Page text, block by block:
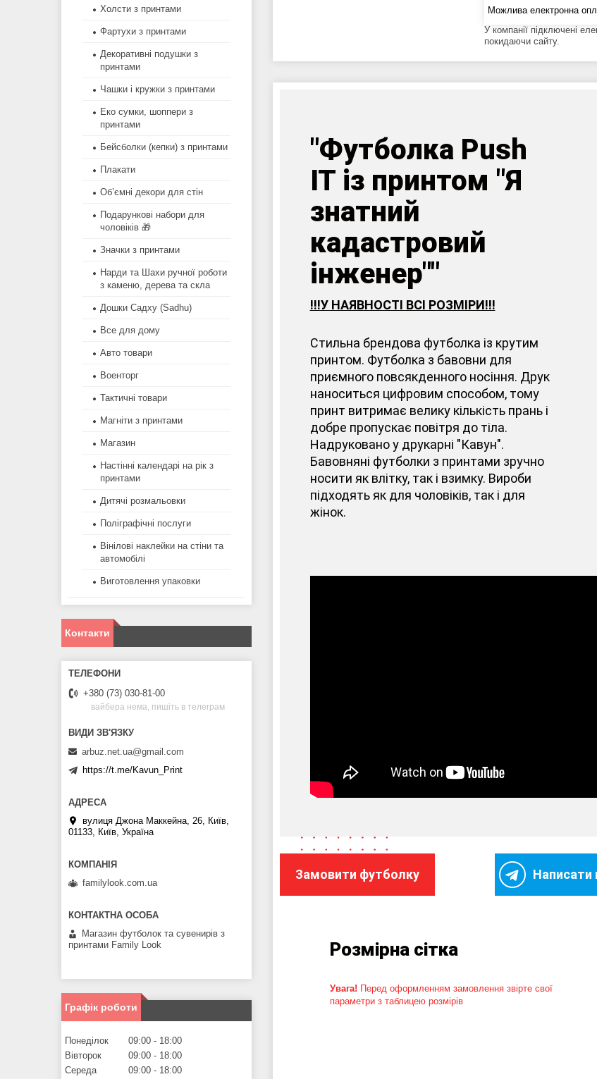
У компанії підключені
покидаючи сайту.
"Футболка Push
IT із принтом "Я
знатний
кадастровий
інженер""
!!!У НАЯВНОСТІ ВСІ РОЗМІРИ!!!
Стильна брендова футболка із крутим
принтом. Футболка з бавовни для
приємного повсякденного носіння. Друк
наноситься цифровим способом, тому
принт витримає велику кількість прань і
добре пропускає повітря до тіла.
Надруковано у друкарні "Кавун".
Бавовняні футболки з принтами зручно
носити як влітку, так і взимку. Вироби
підходять як для чоловіків, так і для
жінок.
Замовити футболку Написати
Розмірна сітка
Увага! Перед оформленням замовлення звірте свої
параметри з таблицею розмірів
Холсти з принтами
Фартухи з принтами
Декоративні подушки з
принтами
Чашки і кружки з принтами
Еко сумки, шоппери з
принтами
Бейсболки (кепки) з принтами
Плакати
Об’ємні декори для стін
Подарункові набори для
чоловіків 🎁
Значки з принтами
Нарди та Шахи ручної роботи
з каменю, дерева та скла
Дошки Садху (Sadhu)
Все для дому
Авто товари
Военторг
Тактичні товари
Магніти з принтами
Магазин
Настінні календарі на рік з
принтами
Дитячі розмальовки
Поліграфічні послуги
Вінілові наклейки на стіни та
автомобілі
Виготовлення упаковки
Контакти
+380 (73) 030-81-00
вайбера нема, пишіть в телеграм
arbuz.net.ua@gmail.com
https://t.me/Kavun_Print
вулиця Джона Маккейна, 26, Київ,
01133, Київ, Україна
familylook.com.ua
Магазин футболок та сувенирів з
принтами Family Look
Графік роботи
Понеділок 09:00
18:00
Вівторок
09:00
18:00
Середа
09:00
18:00